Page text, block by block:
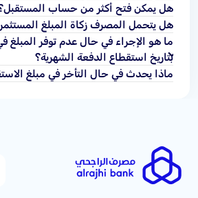
هل يمكن فتح أكثر من حساب
هل يتحمل المصرف زكاة المبلغ
ما هو الإجراء في حال عدم توفر
بتاريخ استقطاع الدفعة الشهرية؟
ماذا يحدث في حال التأخر في مبلغ